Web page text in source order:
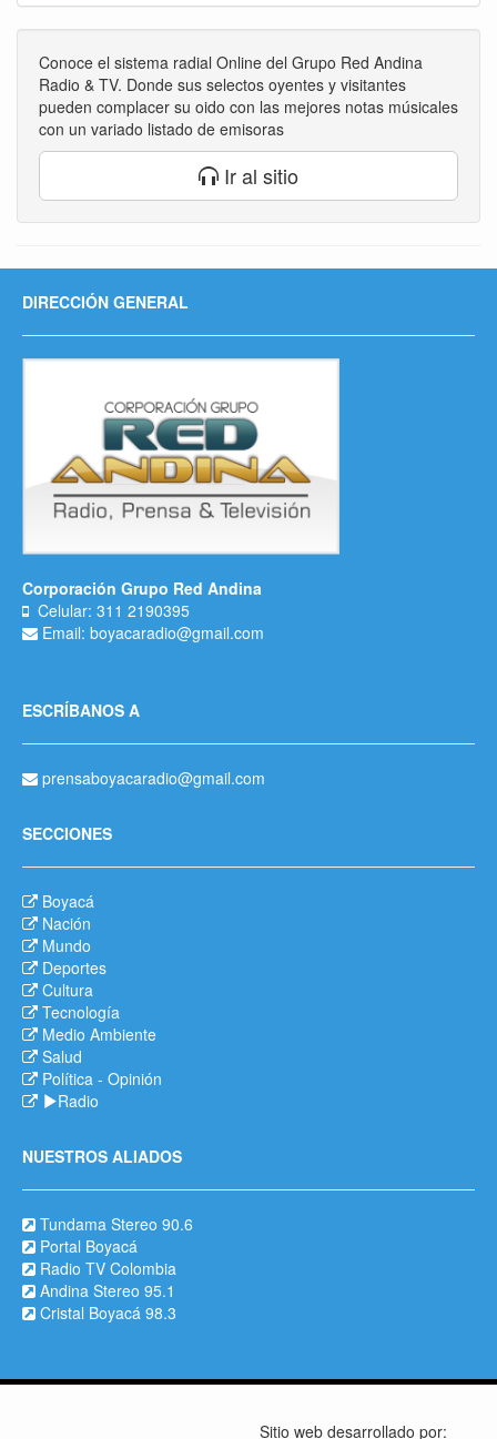
Conoce el sistema radial Online del Grupo Red Andina
Radio & TV. Donde sus selectos oyentes y visitantes
pueden complacer su oido con las mejores notas músicales
con un variado listado de emisoras
Ir al sitio
DIRECCIÓN GENERAL
Corporación Grupo Red Andina
Celular: 311 2190395
Email: boyacaradio@gmail.com
ESCRÍBANOS A
prensaboyacaradio@gmail.com
SECCIONES
Boyacá
Nación
Mundo
Deportes
Cultura
Tecnología
Medio Ambiente
Salud
Política - Opinión
Radio
NUESTROS ALIADOS
Tundama Stereo 90.6
Portal Boyacá
Radio TV Colombia
Andina Stereo 95.1
Cristal Boyacá 98.3
Sitio web desarrollado por: